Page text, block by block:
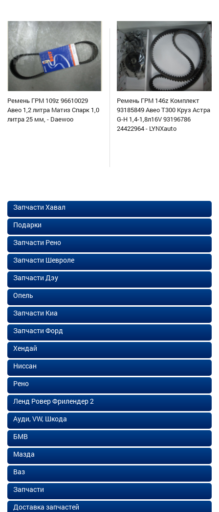
Ремень ГРМ 109z 96610029
Авео 1,2 литра Матиз Спарк 1,0
литра 25 мм, - Daewoo
Ремень ГРМ 146z Комплект
93185849 Авео Т300 Круз Астра
G-H 1,4-1,8л16V 93196786
24422964 - LYNXauto
Запчасти Хавал
Подарки
Запчасти Рено
Запчасти Шевроле
Запчасти Дэу
Опель
Запчасти Киа
Запчасти Форд
Хендай
Ниссан
Рено
Ленд Ровер Фрилендер 2
Ауди, VW, Шкода
БМВ
Мазда
Ваз
Запчасти
Доставка запчастей